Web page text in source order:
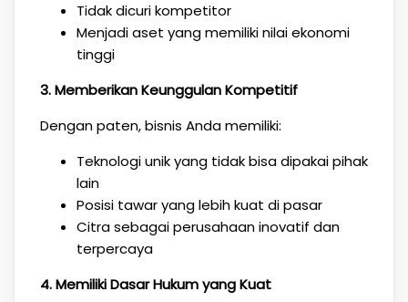
Tidak dicuri kompetitor
Menjadi aset yang memiliki nilai ekonomi
tinggi
3. Memberikan Keunggulan Kompetitif
Dengan paten, bisnis Anda memiliki:
Teknologi unik yang tidak bisa dipakai pihak
lain
Posisi tawar yang lebih kuat di pasar
Citra sebagai perusahaan inovatif dan
terpercaya
4. Memiliki Dasar Hukum yang Kuat